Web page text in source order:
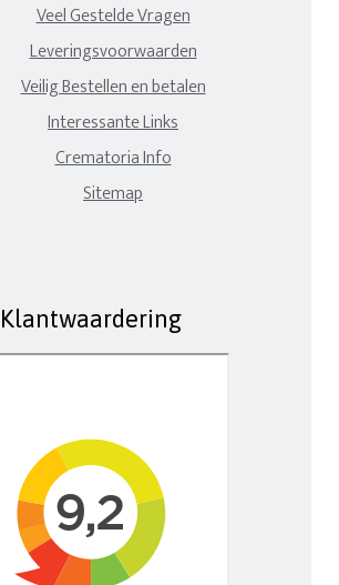
Veel Gestelde Vragen
Leveringsvoorwaarden
Veilig Bestellen en betalen
Interessante Links
Crematoria Info
Sitemap
Klantwaardering